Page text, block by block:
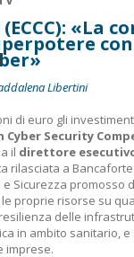
«La
Libertini
di euro gli
Cyber Security
il direttore
rilasciata a
Sicurezza promosso
proprie risorse su
delle
in ambito sanitario,
imprese.